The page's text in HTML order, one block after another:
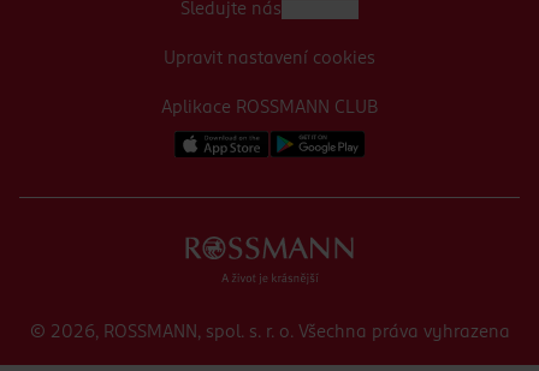
Aplikace ROSSMANN CLUB
Sledujte nás
Upravit nastavení cookies
© 2026, ROSSMANN, spol. s. r. o. Všechna práva vyhrazena